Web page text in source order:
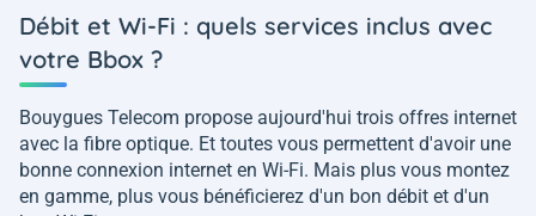
Débit et Wi-Fi : quels services inclus avec
votre Bbox ?
Bouygues Telecom propose aujourd'hui trois offres internet
avec la fibre optique. Et toutes vous permettent d'avoir une
bonne connexion internet en Wi-Fi. Mais plus vous montez
en gamme, plus vous bénéficierez d'un bon débit et d'un